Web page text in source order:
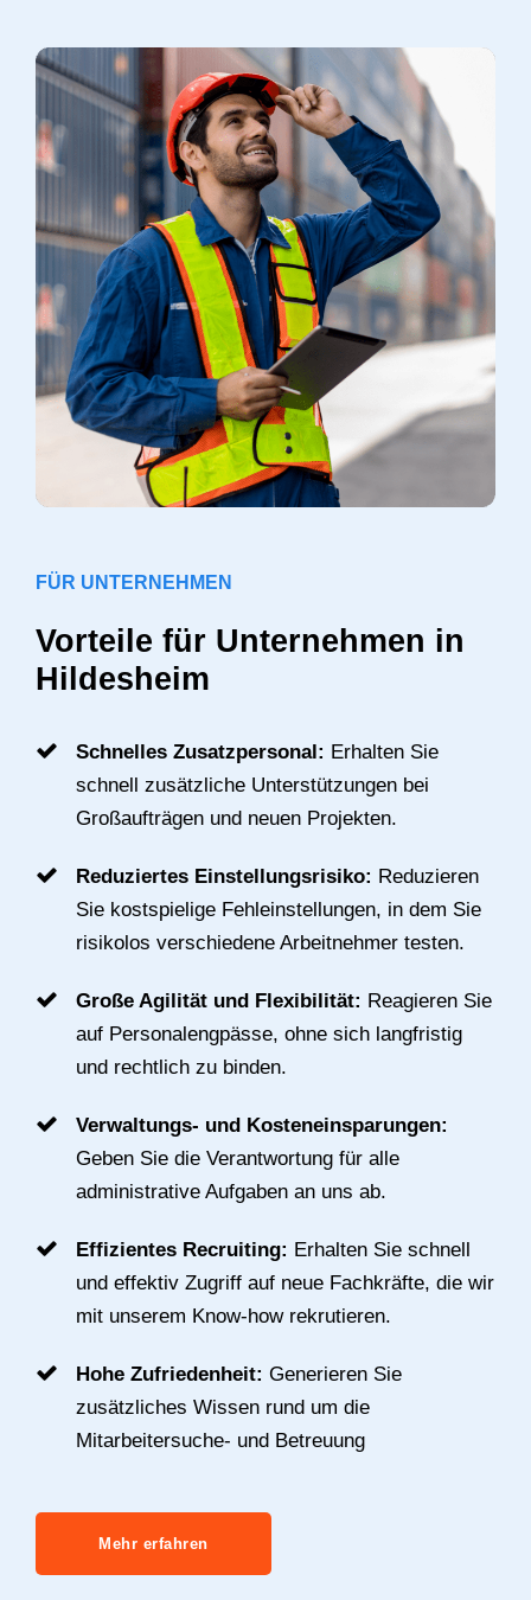
FÜR UNTERNEHMEN
Vorteile für Unternehmen in
Hildesheim
Schnelles Zusatzpersonal: Erhalten Sie
schnell zusätzliche Unterstützungen bei
Großaufträgen und neuen Projekten.
Reduziertes Einstellungsrisiko: Reduzieren
Sie kostspielige Fehleinstellungen, in dem Sie
risikolos verschiedene Arbeitnehmer testen.
Große Agilität und Flexibilität: Reagieren Sie
auf Personalengpässe, ohne sich langfristig
und rechtlich zu binden.
Verwaltungs- und Kosteneinsparungen:
Geben Sie die Verantwortung für alle
administrative Aufgaben an uns ab.
Effizientes Recruiting: Erhalten Sie schnell
und effektiv Zugriff auf neue Fachkräfte, die wir
mit unserem Know-how rekrutieren.
Hohe Zufriedenheit: Generieren Sie
zusätzliches Wissen rund um die
Mitarbeitersuche- und Betreuung
Mehr erfahren